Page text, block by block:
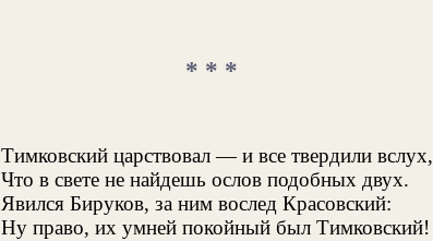
* * *
Тимковский царствовал — и все твердили вслух,
Что в свете не найдешь ослов подобных двух.
Явился Бируков, за ним вослед Красовский:
Ну право, их умней покойный был Тимковский!